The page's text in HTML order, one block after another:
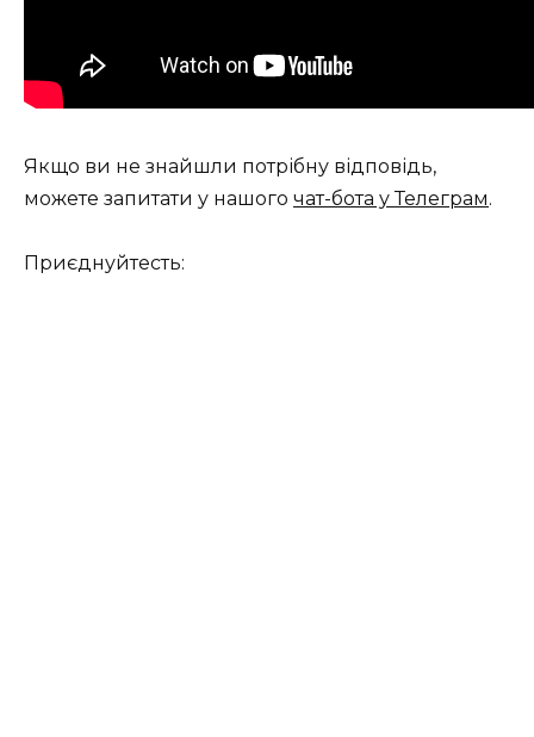
Якщо ви не знайшли потрібну відповідь,
можете запитати у нашого чат-бота у Телеграм.
Приєднуйтесть: